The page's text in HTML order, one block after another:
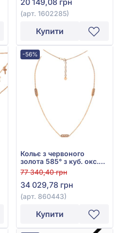
20 149,08 грн
(арт. 1602285)
Купити
-56%
Кольє з червоного
золота 585° з куб. окс.
цирконію, арт. 860443
77 340,40 грн
34 029,78 грн
(арт. 860443)
Купити